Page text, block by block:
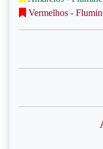
Vermelhos -